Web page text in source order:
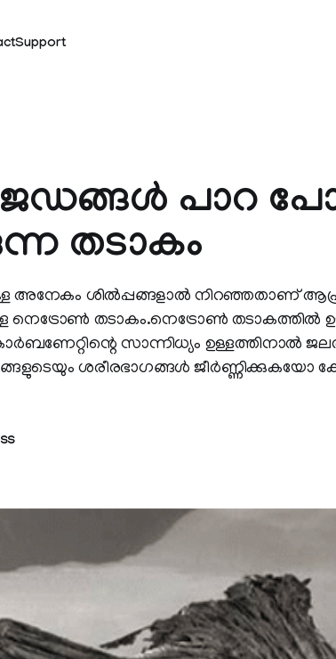
Support
ജഡങ്ങള്‍ പാറ
തടാകം
ശില്‍പ്പങ്ങളാല്‍ നിറഞ്ഞതാണ്‌
നെട്രോണ്‍ തടാകം.നെട്രോണ്‍
സാന്നിധ്യം ഉള്ളത്തിനാല്‍
ശരീരഭാഗങ്ങള്‍ ജീര്‍ണ്ണിക്കുകയോ